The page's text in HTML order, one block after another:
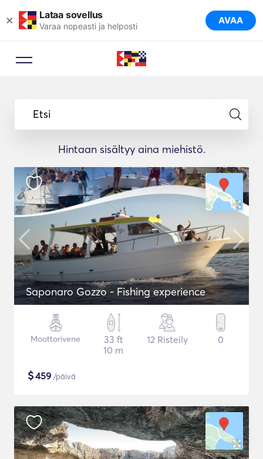
× Lataa sovellus
Varaa nopeasti ja helposti AVAA
Etsi
Hintaan sisältyy aina miehistö.
Saponaro Gozzo - Fishing experience
Moottorivene
33 ft
10 m
12 Risteily 0
$459 /päivä